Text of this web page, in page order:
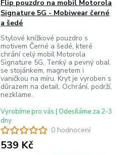
0 hodnocení
Flip pouzdro na mobil Motorola
Signature 5G - Mobiwear černé
a šedé
Stylové knížkové pouzdro s
motivem Černé a šedé, které
chrání celý mobil Motorola
Signature 5G. Tenký a pevný obal
se stojánkem, magnetem i
vaničkou na míru. Kryt je vyroben s
důrazem na detail. Ochrání, podrží,
nezklame.
539 Kč
Vyrobíme pro vás | Odesíláme za 2-3
dny